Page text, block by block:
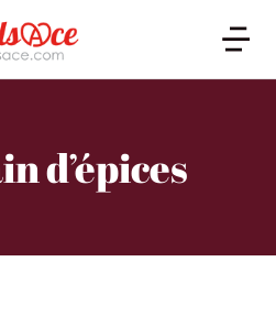
d’épices